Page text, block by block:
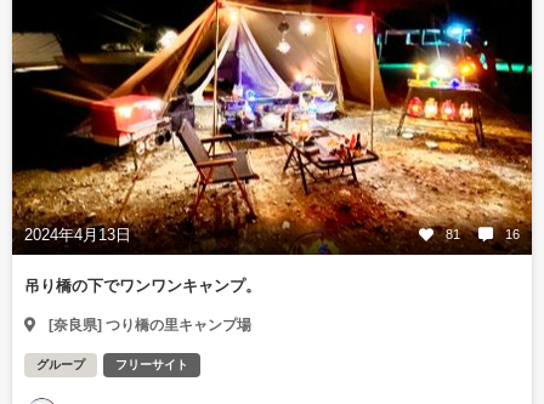
2024年4月13日 81 16
吊り橋の下でワンワンキャンプ。
[奈良県] つり橋の里キャンプ場
グループ フリーサイト